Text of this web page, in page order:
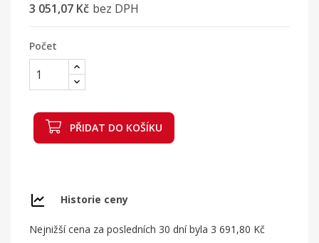
3 051,07 Kč bez DPH
Počet
PŘIDAT DO KOŠÍKU
Historie ceny
Nejnižší cena za posledních 30 dní byla 3 691,80 Kč